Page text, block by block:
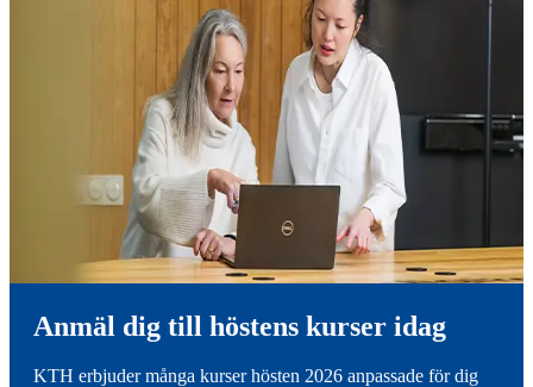
Anmäl dig till höstens kurser idag
KTH erbjuder många kurser hösten 2026 anpassade för dig